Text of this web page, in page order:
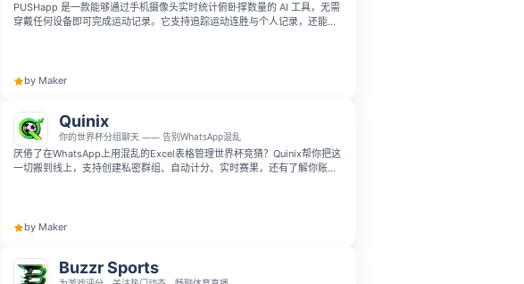
PUSHapp 是一款能够通过手机摄像头实时统计俯卧撑数量的 AI 工具，无需
穿戴任何设备即可完成运动记录。它支持追踪运动连胜与个人记录，还能在
by Maker
Quinix
你的世界杯分组聊天 —— 告别WhatsApp混乱
厌倦了在WhatsApp上用混乱的Excel表格管理世界杯竞猜？Quinix帮你把这
一切搬到线上，支持创建私密群组、自动计分、实时赛果，还有了解你账号
by Maker
Buzzr Sports